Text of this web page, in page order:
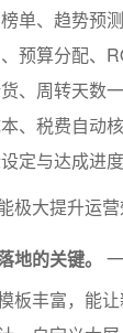
单、趋势预
预算分配、
、周转天数
、税费自动
定与达成进
极大提升运
地的关键。
板丰富，能